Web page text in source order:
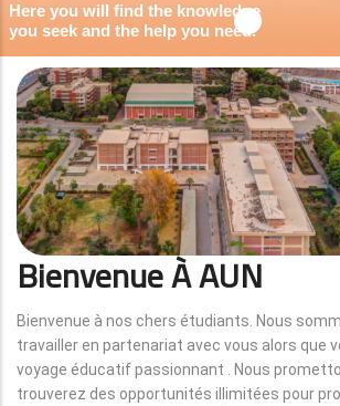
Here you will find the knowledge
you seek and the help you need.
Bienvenue À AUN
Bienvenue à nos chers étudiants. Nous
travailler en partenariat avec vous alors que
voyage éducatif passionnant . Nous
trouverez des opportunités illimitées pour